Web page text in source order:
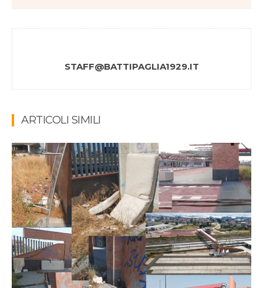
STAFF@BATTIPAGLIA1929.IT
ARTICOLI SIMILI